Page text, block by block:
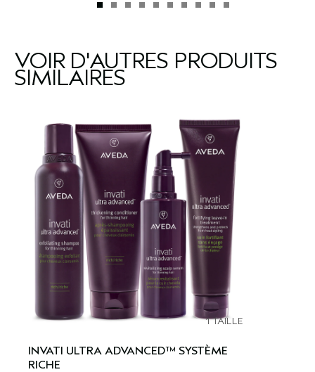
VOIR D'AUTRES PRODUITS
SIMILAIRES
1 TAILLE
INVATI ULTRA ADVANCED™ SYSTÈME
RICHE